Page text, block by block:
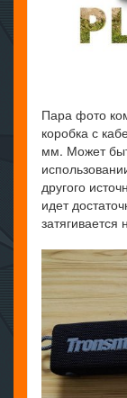
Пара фото
коробка с
мм. Может
другого
идет
затягивается